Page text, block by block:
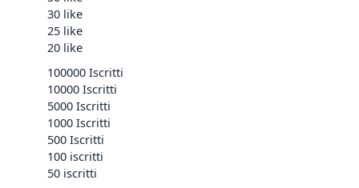
30 like
25 like
20 like
100000 Iscritti
10000 Iscritti
5000 Iscritti
1000 Iscritti
500 Iscritti
100 iscritti
50 iscritti